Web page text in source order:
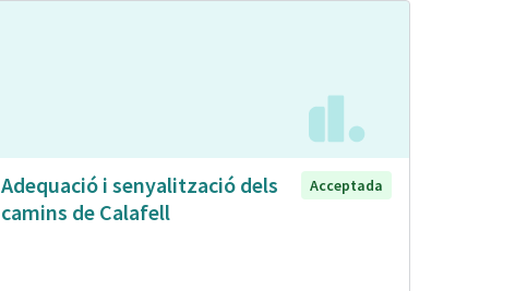
Adequació i senyalització dels
camins de Calafell
Acceptada